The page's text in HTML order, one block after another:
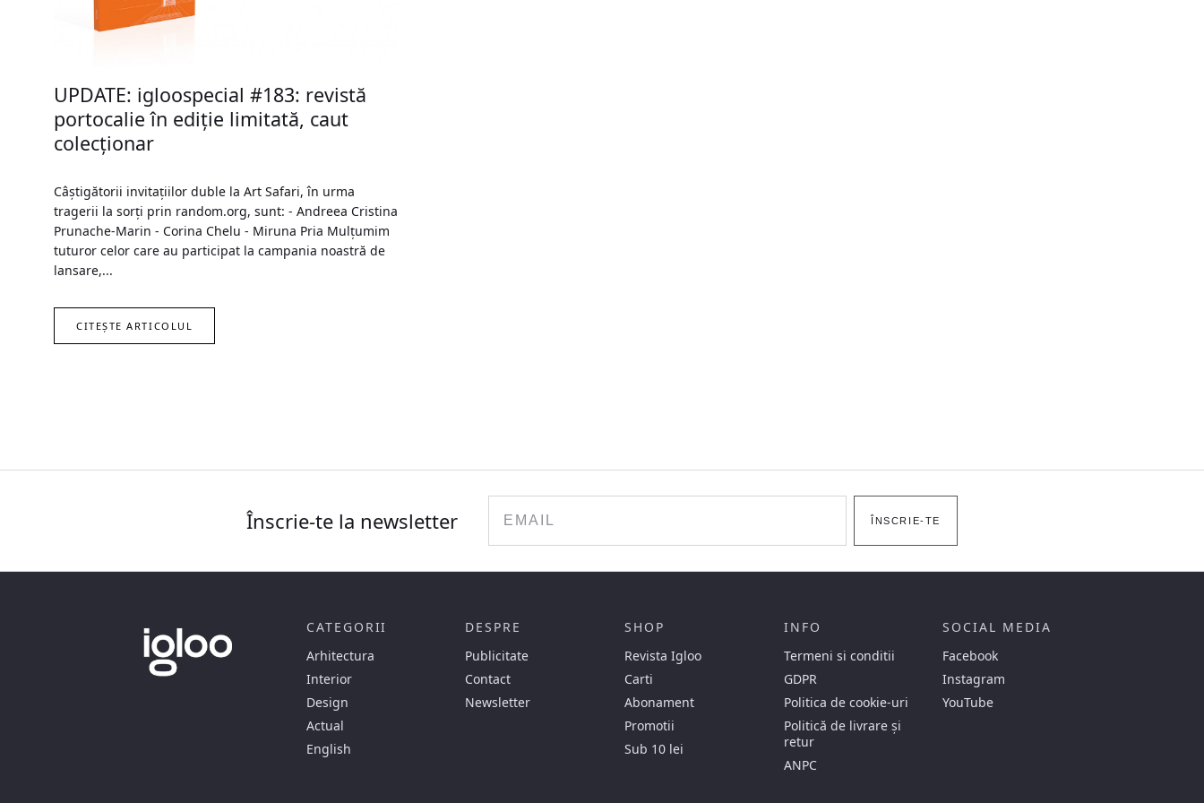
UPDATE: igloospecial #183: revistă
portocalie în ediție limitată, caut
colecționar
Câștigătorii invitațiilor duble la Art Safari, în urma
tragerii la sorți prin random.org, sunt: - Andreea Cristina
Prunache-Marin - Corina Chelu - Miruna Pria Mulțumim
tuturor celor care au participat la campania noastră de
lansare,...
CITEȘTE ARTICOLUL
Înscrie-te la newsletter ÎNSCRIE-TE
CATEGORII
Arhitectura
Interior
Design
Actual
English
DESPRE
Publicitate
Contact
Newsletter
SHOP
Revista Igloo
Carti
Abonament
Promotii
Sub 10 lei
INFO
Termeni si conditii
GDPR
Politica de cookie-uri
Politică de livrare și
retur
ANPC
SOCIAL MEDIA
Facebook
Instagram
YouTube